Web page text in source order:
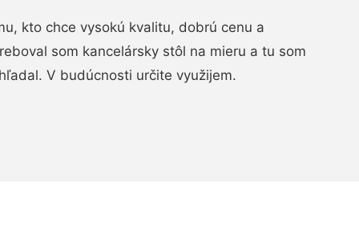
kto chce vysokú kvalitu, dobrú cenu a
som kancelársky stôl na mieru a tu som
V budúcnosti určite využijem.